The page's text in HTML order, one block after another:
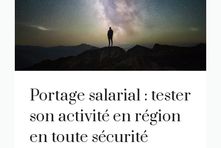
Portage salarial : tester
son activité en région
en toute sécurité